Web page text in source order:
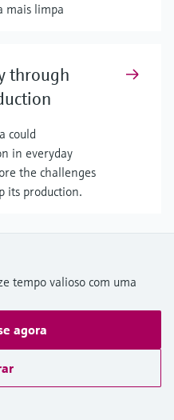
mais limpa
through
could
in everyday
the challenges
its production.
tempo valioso com uma
agora